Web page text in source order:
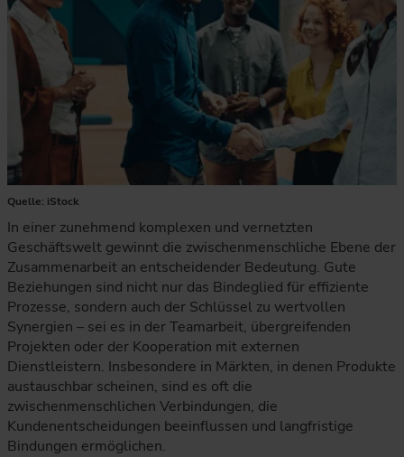
Quelle: iStock
In einer zunehmend komplexen und vernetzten
Geschäftswelt gewinnt die zwischenmenschliche Ebene der
Zusammenarbeit an entscheidender Bedeutung. Gute
Beziehungen sind nicht nur das Bindeglied für effiziente
Prozesse, sondern auch der Schlüssel zu wertvollen
Synergien – sei es in der Teamarbeit, übergreifenden
Projekten oder der Kooperation mit externen
Dienstleistern. Insbesondere in Märkten, in denen Produkte
austauschbar scheinen, sind es oft die
zwischenmenschlichen Verbindungen, die
Kundenentscheidungen beeinflussen und langfristige
Bindungen ermöglichen.